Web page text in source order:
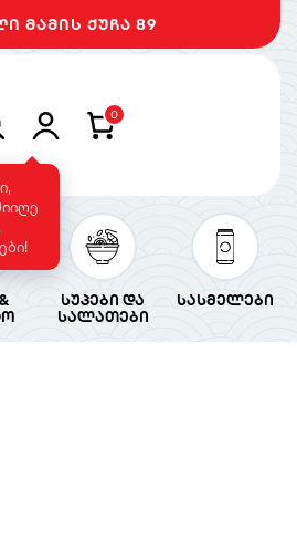
მამის ქუჩა 89
0
სუპები და
სალათები
სასმელები